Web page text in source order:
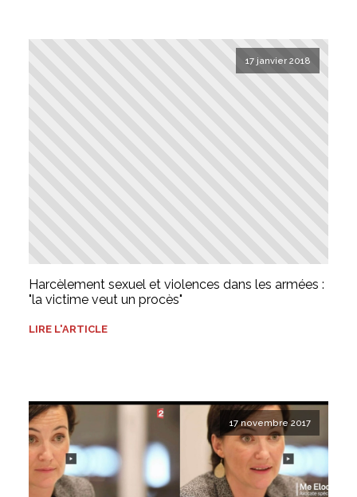
17 janvier 2018
Harcèlement sexuel et violences dans les armées :
"la victime veut un procès"
LIRE L'ARTICLE
17 novembre 2017